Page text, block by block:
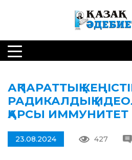
АҚПАРАТ­ТЫҚ
РАДИКАЛДЫҚ
ҚАРСЫ ИММУНИТЕТ
23.08.2024 427